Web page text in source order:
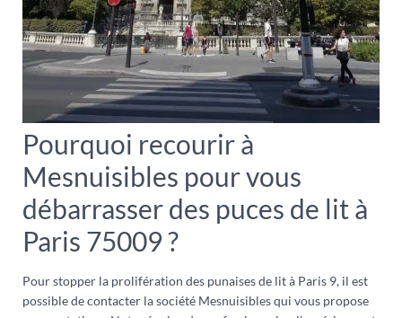
Pourquoi recourir à
Mesnuisibles pour vous
débarrasser des puces de lit à
Paris 75009 ?
Pour stopper la prolifération des punaises de lit à Paris 9, il est
possible de contacter la société Mesnuisibles qui vous propose